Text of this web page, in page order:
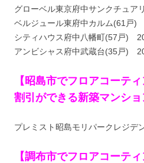
グローベル東京府中サンクチュ
ベルジュール東府中カルム(61戸)
シティハウス府中八幡町(57戸)
アンビシャス府中武蔵台(35戸)
【昭島市でフロアコーテ
割引ができる新築マンショ
プレミスト昭島モリパークレジ
【調布市でフロアコーテ